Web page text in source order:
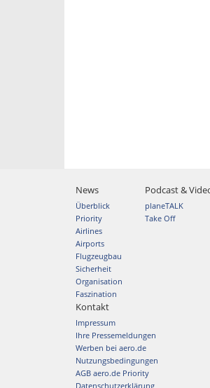
News
Überblick
Priority
Airlines
Airports
Flugzeugbau
Sicherheit
Organisation
Faszination
Podcast &
planeTALK
Take Off
Kontakt
Impressum
Ihre Pressemeldungen
Werben bei aero.de
Nutzungsbedingungen
AGB aero.de Priority
Datenschutzerklärung